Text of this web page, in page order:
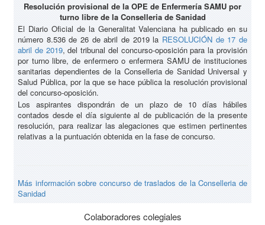
Resolución provisional de la OPE de Enfermería SAMU por
turno libre de la Conselleria de Sanidad
El Diario Oficial de la Generalitat Valenciana ha publicado en su
número 8.536 de 26 de abril de 2019 la RESOLUCIÓN de 17 de
abril de 2019, del tribunal del concurso-oposición para la provisión
por turno libre, de enfermero o enfermera SAMU de instituciones
sanitarias dependientes de la Conselleria de Sanidad Universal y
Salud Pública, por la que se hace pública la resolución provisional
del concurso-oposición.
Los aspirantes dispondrán de un plazo de 10 días hábiles
contados desde el día siguiente al de publicación de la presente
resolución, para realizar las alegaciones que estimen pertinentes
relativas a la puntuación obtenida en la fase de concurso.
Más información sobre concurso de traslados de la Conselleria de
Sanidad
Colaboradores colegiales